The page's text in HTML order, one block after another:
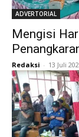
ADVERTORIAL
Mengisi
Redaksi - 13 Juli